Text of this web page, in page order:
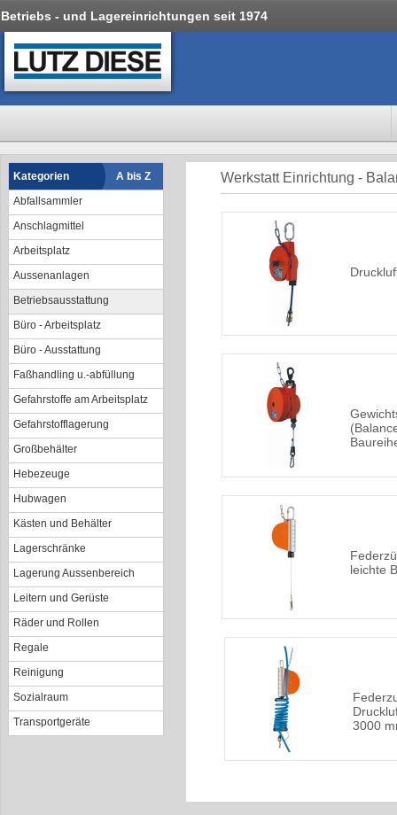
Betriebs - und Lagereinrichtungen seit 1974
Kategorien
A bis Z
Abfallsammler
Anschlagmittel
Arbeitsplatz
Aussenanlagen
Betriebsausstattung
Büro - Arbeitsplatz
Büro - Ausstattung
Faßhandling u.-abfüllung
Gefahrstoffe am Arbeitsplatz
Gefahrstofflagerung
Großbehälter
Hebezeuge
Hubwagen
Kästen und Behälter
Lagerschränke
Lagerung Aussenbereich
Leitern und Gerüste
Räder und Rollen
Regale
Reinigung
Sozialraum
Transportgeräte
Werkstatt Einrichtung -
leichte
3000